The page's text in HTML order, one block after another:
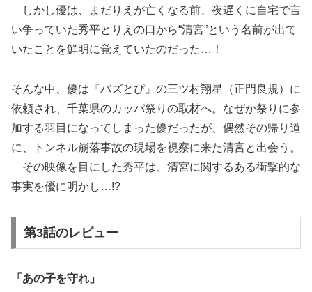
しかし優は、まだりえが亡くなる前、夜遅くに自宅で言
い争っていた秀平とりえの口から“清宮”という名前が出て
いたことを鮮明に覚えていたのだった…！
そんな中、優は『バズとぴ』の三ツ村翔星（正門良規）に
依頼され、千葉県のカッパ祭りの取材へ。なぜか祭りに参
加する羽目になってしまった優だったが、偶然その帰り道
に、トンネル崩落事故の現場を視察に来た清宮と出会う。
その映像を目にした秀平は、清宮に関するある衝撃的な
事実を優に明かし…!?
第3話のレビュー
「あの子を守れ」